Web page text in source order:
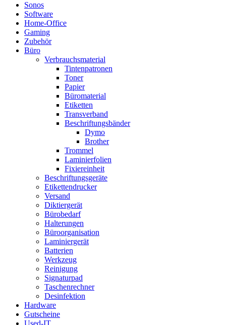
Sonos
Software
Home-Office
Gaming
Zubehör
Büro
Verbrauchsmaterial
Tintenpatronen
Toner
Papier
Büromaterial
Etiketten
Transverband
Beschriftungsbänder
Dymo
Brother
Trommel
Laminierfolien
Fixiereinheit
Beschriftungsgeräte
Etikettendrucker
Versand
Diktiergerät
Bürobedarf
Halterungen
Büroorganisation
Laminiergerät
Batterien
Werkzeug
Reinigung
Signaturpad
Taschenrechner
Desinfektion
Hardware
Gutscheine
Used-IT